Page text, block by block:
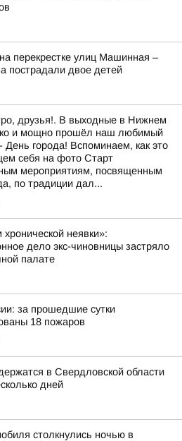
перекрестке улиц Машинная –
пострадали двое детей
друзья!. В выходные в Нижнем
и мощно прошёл наш любимый
День города! Вспоминаем, как это
себя на фото Cтарт
мероприятиям, посвященным
по традиции дал...
неявки»:
дело экс-чиновницы застряло
палате
за прошедшие сутки
18 пожаров
в Свердловской области
дней
столкнулись ночью в